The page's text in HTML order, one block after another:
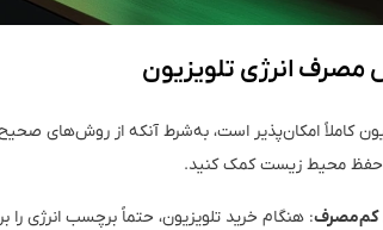
انرژی تلویزیون
کاملاً امکان‌پذیر است، به‌شرط آنکه از روش‌های
حفظ محیط زیست کمک کنید.
کم‌مصرف